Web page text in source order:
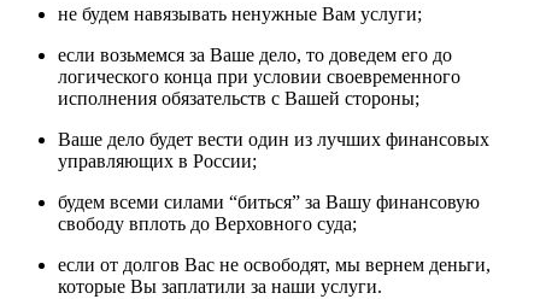
не будем навязывать ненужные Вам услуги;
если возьмемся за Ваше дело, то доведем его до
логического конца при условии своевременного
исполнения обязательств с Вашей стороны;
Ваше дело будет вести один из лучших финансовых
управляющих в России;
будем всеми силами “биться” за Вашу финансовую
свободу вплоть до Верховного суда;
если от долгов Вас не освободят, мы вернем деньги,
которые Вы заплатили за наши услуги.